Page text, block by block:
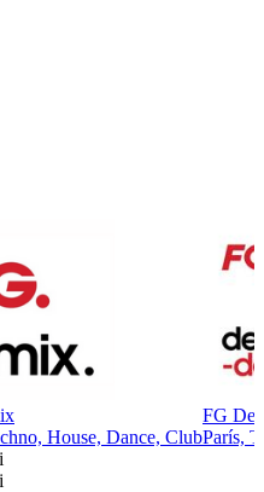
House, Dance, Club
FG
París,